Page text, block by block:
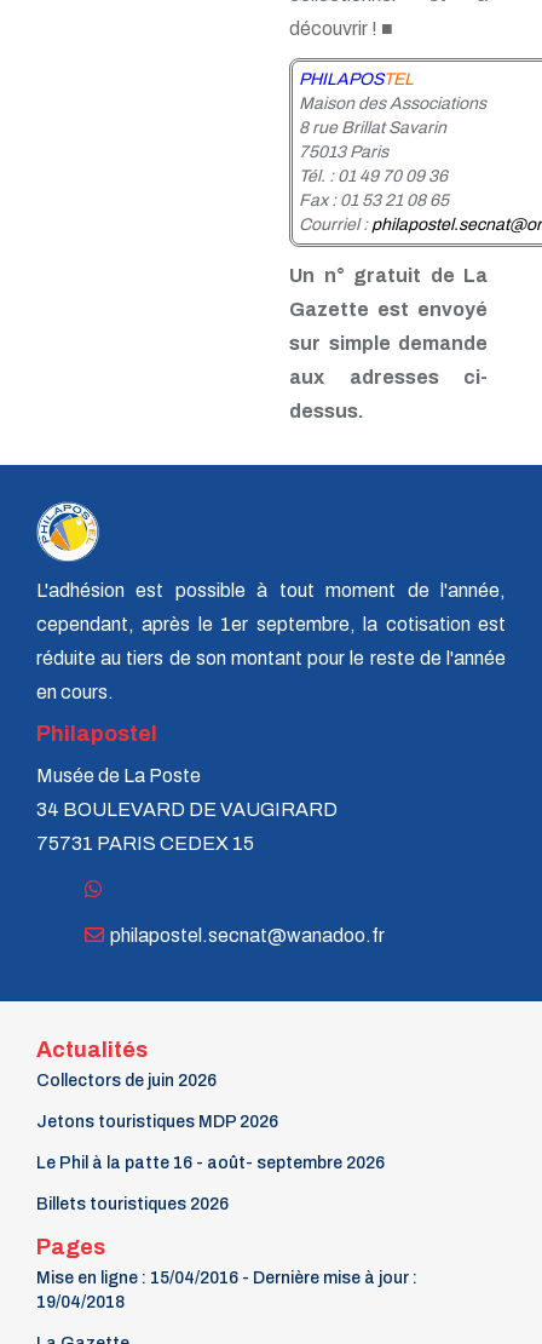
GP n° 14 - Avril 1977
GP n° 13 - Janvier 1977
GP n° 11 - Juillet 1976
GP n° 10 - Avril 1976
GP n° 8 - Octobre 1975
GP n° 6 - Avril 1975
GP n° 5 - Janvier 1975
GP n° 4 - Octobre 1974
découvrir ! ■
PHILAPOSTEL
Maison des Associations
8 rue Brillat Savarin
75013 Paris
Tél. : 01 49 70 09 36
Fax : 01 53 21 08 65
Courriel :
Un n° gratuit de La
Gazette est envoyé
sur simple demande
aux adresses ci-
dessus.
L'adhésion est possible à tout moment de l'année,
cependant, après le 1er septembre, la cotisation est
réduite au tiers de son montant pour le reste de l'année
en cours.
Philapostel
Musée de La Poste
34 BOULEVARD DE VAUGIRARD
75731 PARIS CEDEX 15
philapostel.secnat@wanadoo.fr
Actualités
Collectors de juin 2026
Jetons touristiques MDP 2026
Le Phil à la patte 16 - août- septembre 2026
Billets touristiques 2026
Pages
Mise en ligne : 15/04/2016 - Dernière mise à jour :
19/04/2018